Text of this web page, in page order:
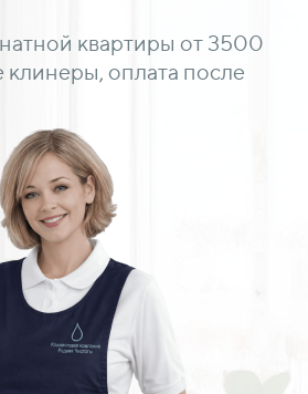
квартиры от 3500
оплата после